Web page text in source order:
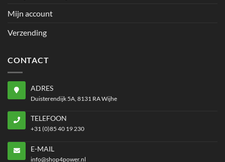
Mijn account
Verzending
CONTACT
ADRES
Duisterendijk 5A, 8131 RA Wijhe
TELEFOON
+31 (0)85 40 19 230
E-MAIL
info@shop4power.nl